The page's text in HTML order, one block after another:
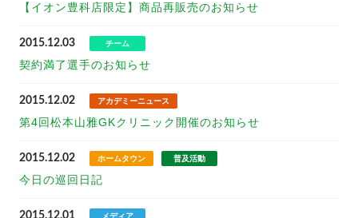
【イオン豊科店限定】商品再販売のお知らせ
2015.12.03 チーム
契約満了選手のお知らせ
2015.12.02 アカデミーニュース
第4回松本山雅GKクリニック開催のお知らせ
2015.12.02 ホームタウン 普及活動
今日の巡回日記
2015.12.01 メディア